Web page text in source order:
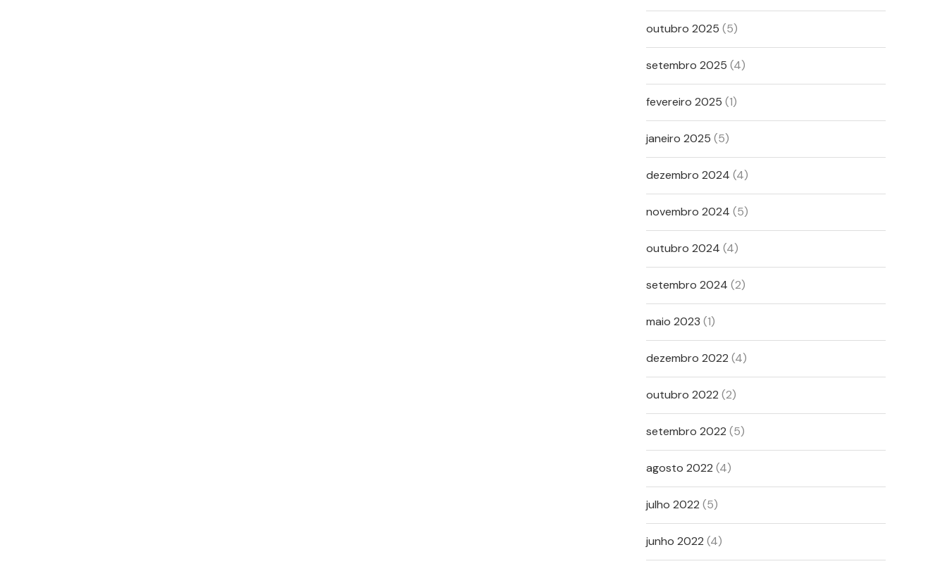
outubro 2025 (5)
setembro 2025 (4)
fevereiro 2025 (1)
janeiro 2025 (5)
dezembro 2024 (4)
novembro 2024 (5)
outubro 2024 (4)
setembro 2024 (2)
maio 2023 (1)
dezembro 2022 (4)
outubro 2022 (2)
setembro 2022 (5)
agosto 2022 (4)
julho 2022 (5)
junho 2022 (4)